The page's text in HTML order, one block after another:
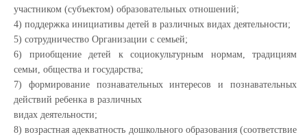
участником (субъектом) образовательных отношений;
4) поддержка инициативы детей в различных видах деятельности;
5) сотрудничество Организации с семьей;
6) приобщение детей к социокультурным нормам, традициям
семьи, общества и государства;
7) формирование познавательных интересов и познавательных
действий ребенка в различных
видах деятельности;
8) возрастная адекватность дошкольного образования (соответствие